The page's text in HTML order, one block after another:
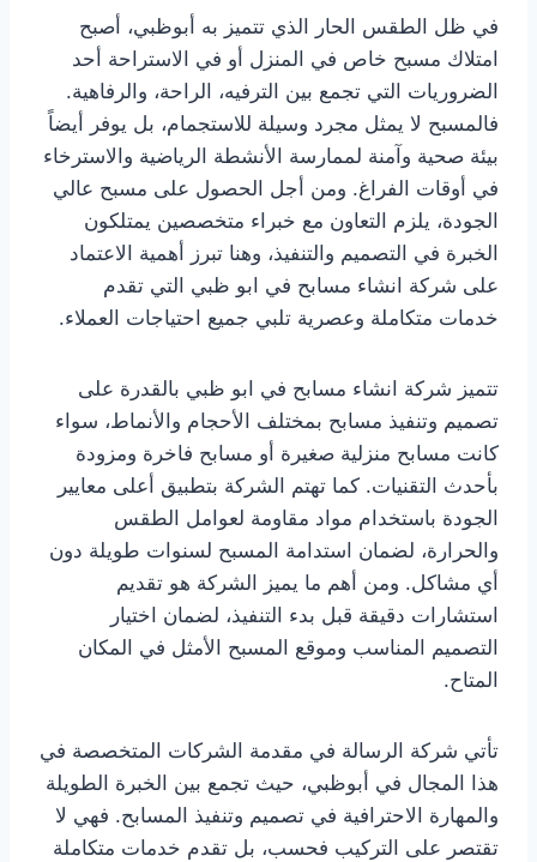
في ظل الطقس الحار الذي تتميز به أبوظبي، أصبح
امتلاك مسبح خاص في المنزل أو في الاستراحة أحد
الضروريات التي تجمع بين الترفيه، الراحة، والرفاهية.
فالمسبح لا يمثل مجرد وسيلة للاستجمام، بل يوفر أيضاً
بيئة صحية وآمنة لممارسة الأنشطة الرياضية والاسترخاء
في أوقات الفراغ. ومن أجل الحصول على مسبح عالي
الجودة، يلزم التعاون مع خبراء متخصصين يمتلكون
الخبرة في التصميم والتنفيذ، وهنا تبرز أهمية الاعتماد
على شركة انشاء مسابح في ابو ظبي التي تقدم
خدمات متكاملة وعصرية تلبي جميع احتياجات العملاء.
تتميز شركة انشاء مسابح في ابو ظبي بالقدرة على
تصميم وتنفيذ مسابح بمختلف الأحجام والأنماط، سواء
كانت مسابح منزلية صغيرة أو مسابح فاخرة ومزودة
بأحدث التقنيات. كما تهتم الشركة بتطبيق أعلى معايير
الجودة باستخدام مواد مقاومة لعوامل الطقس
والحرارة، لضمان استدامة المسبح لسنوات طويلة دون
أي مشاكل. ومن أهم ما يميز الشركة هو تقديم
استشارات دقيقة قبل بدء التنفيذ، لضمان اختيار
التصميم المناسب وموقع المسبح الأمثل في المكان
المتاح.
تأتي شركة الرسالة في مقدمة الشركات المتخصصة في
هذا المجال في أبوظبي، حيث تجمع بين الخبرة الطويلة
والمهارة الاحترافية في تصميم وتنفيذ المسابح. فهي لا
تقتصر على التركيب فحسب، بل تقدم خدمات متكاملة